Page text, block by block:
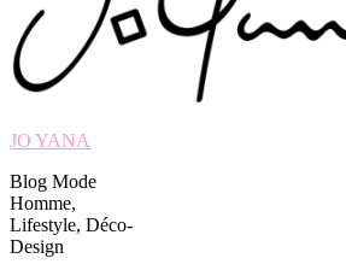
JO YANA
Blog Mode
Homme,
Lifestyle, Déco-
Design